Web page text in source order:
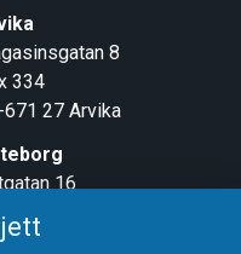
8
334
671 27 Arvika
16
411 05